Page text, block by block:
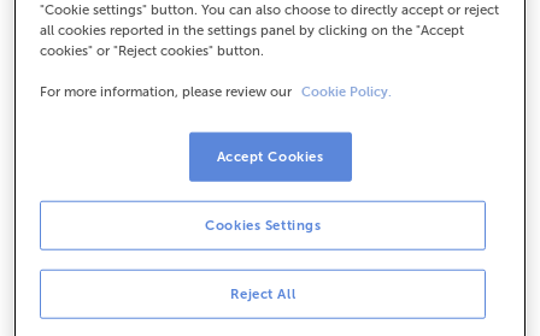
¿Durante cuánto tiempo conservaréis
mis datos personales?
mantengamos una relación precontractual o
contractual contigo. Y si nos prestas tu
consentimiento, durante un plazo máximo de 5 años
Posteriormente, y tal como establece la normativa,
tus datos serán bloqueados y, por tanto, disponibles
tan sólo a solicitud de Jueces y Tribunales, el
"Cookie settings" button. You can also choose to directly accept or reject
all cookies reported in the settings panel by clicking on the "Accept
cookies" or "Reject cookies" button.
For more information, please review our Cookie Policy.
Reject All
Cookies Settings
Accept Cookies